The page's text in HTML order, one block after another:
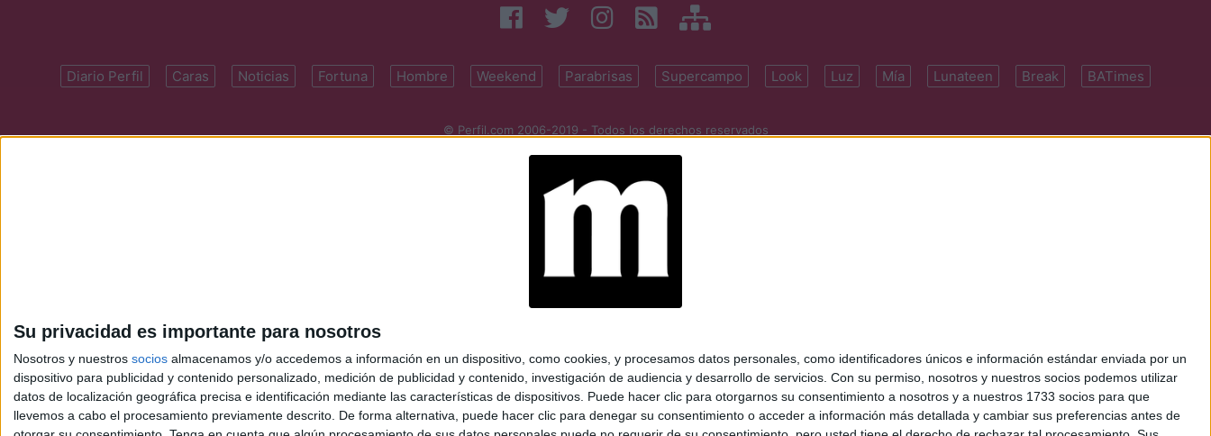
Su privacidad es importante para nosotros
Nosotros y nuestros socios almacenamos y/o accedemos a información en un dispositivo, como cookies, y procesamos datos personales, como identificadores únicos e información estándar enviada por un
dispositivo para publicidad y contenido personalizado, medición de publicidad y contenido, investigación de audiencia y desarrollo de servicios. Con su permiso, nosotros y nuestros socios podemos utilizar
datos de localización geográfica precisa e identificación mediante las características de dispositivos. Puede hacer clic para otorgarnos su consentimiento a nosotros y a nuestros 1733 socios para que
llevemos a cabo el procesamiento previamente descrito. De forma alternativa, puede hacer clic para denegar su consentimiento o acceder a información más detallada y cambiar sus preferencias antes de
Diario Perfil Caras Noticias Fortuna Hombre Weekend Parabrisas Supercampo Look Luz Mía Lunateen Break BATimes
© Perfil.com 2006-2019 - Todos los derechos reservados
perfilcom@perfil.com| Propietario: Diario Perfil S.A.